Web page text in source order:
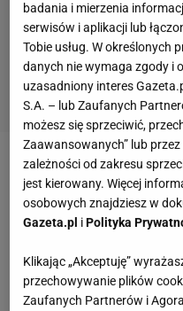
Zobacz wideo
Muellera! Gol i asysta
Richard trafia na
A było tak. Na 11
badania i mierzenia
serwisów i aplikacji lub
Tobie usług. W określonych
danych nie wymaga zgody i
uzasadniony interes
S.A. – lub Zaufanych
możesz się sprzeciwić,
Zaawansowanych” lub
zależności od zakresu
jest kierowany. Więcej
osobowych znajdziesz w
Gazeta.pl iPolityka
Klikając „Akceptuję”
przechowywanie plików
Zaufanych Partnerów i